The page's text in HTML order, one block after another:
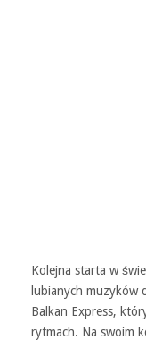
Kolejna starta w
lubianych muzyków
Balkan Express,
rytmach. Na swoim